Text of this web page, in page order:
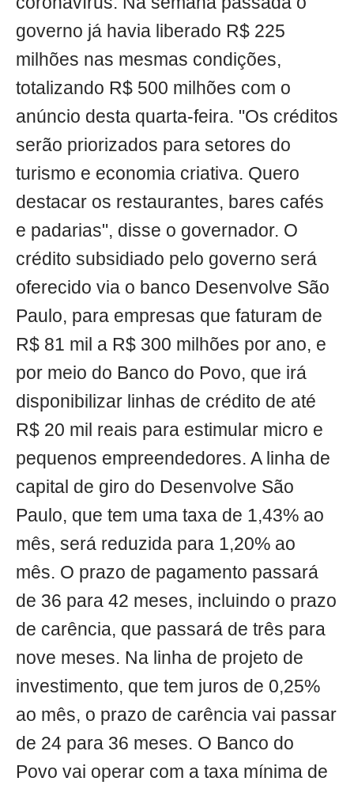
governo já havia liberado R$ 225
milhões nas mesmas condições,
totalizando R$ 500 milhões com o
anúncio desta quarta-feira. "Os créditos
serão priorizados para setores do
turismo e economia criativa. Quero
destacar os restaurantes, bares cafés
e padarias", disse o governador. O
crédito subsidiado pelo governo será
oferecido via o banco Desenvolve São
Paulo, para empresas que faturam de
R$ 81 mil a R$ 300 milhões por ano, e
por meio do Banco do Povo, que irá
disponibilizar linhas de crédito de até
R$ 20 mil reais para estimular micro e
pequenos empreendedores. A linha de
capital de giro do Desenvolve São
Paulo, que tem uma taxa de 1,43% ao
mês, será reduzida para 1,20% ao
mês. O prazo de pagamento passará
de 36 para 42 meses, incluindo o prazo
de carência, que passará de três para
nove meses. Na linha de projeto de
investimento, que tem juros de 0,25%
ao mês, o prazo de carência vai passar
de 24 para 36 meses. O Banco do
Povo vai operar com a taxa mínima de